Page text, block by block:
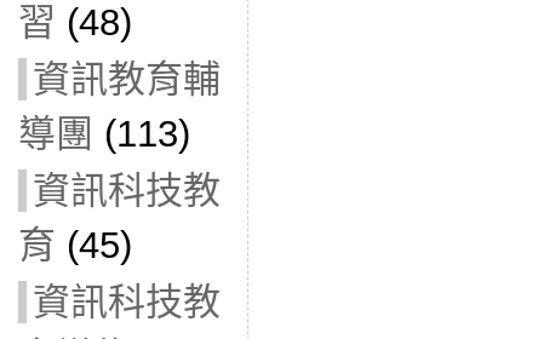
習 (48)
資訊教育輔
導團 (113)
資訊科技教
育 (45)
資訊科技教